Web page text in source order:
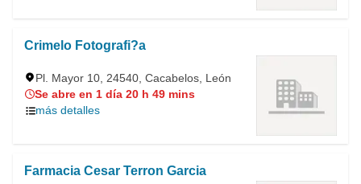
Crimelo Fotografi?a
Pl. Mayor 10, 24540, Cacabelos, León
Se abre en 1 día 20 h 49 mins
más detalles
Farmacia Cesar Terron Garcia